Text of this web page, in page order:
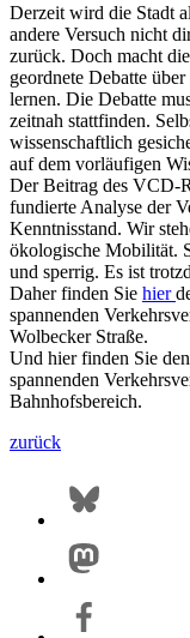
Derzeit wird die Stadt
andere Versuch nicht
zurück. Doch macht
geordnete Debatte
lernen. Die Debatte
zeitnah stattfinden.
wissenschaftlich
auf dem vorläufigen
Der Beitrag des VCD-
fundierte Analyse der
Kenntnisstand. Wir
ökologische Mobilität.
und sperrig. Es ist
Daher finden Sie hier
spannenden
Wolbecker Straße.
Und hier finden Sie
spannenden
Bahnhofsbereich.
zurück